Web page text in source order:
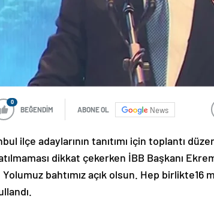
0
BEĞENDİM ABONE OL News
ilçe adaylarının tanıtımı için toplantı
dikkat çekerken İBB Başkanı
bahtımız açık olsun. Hep birlikte16